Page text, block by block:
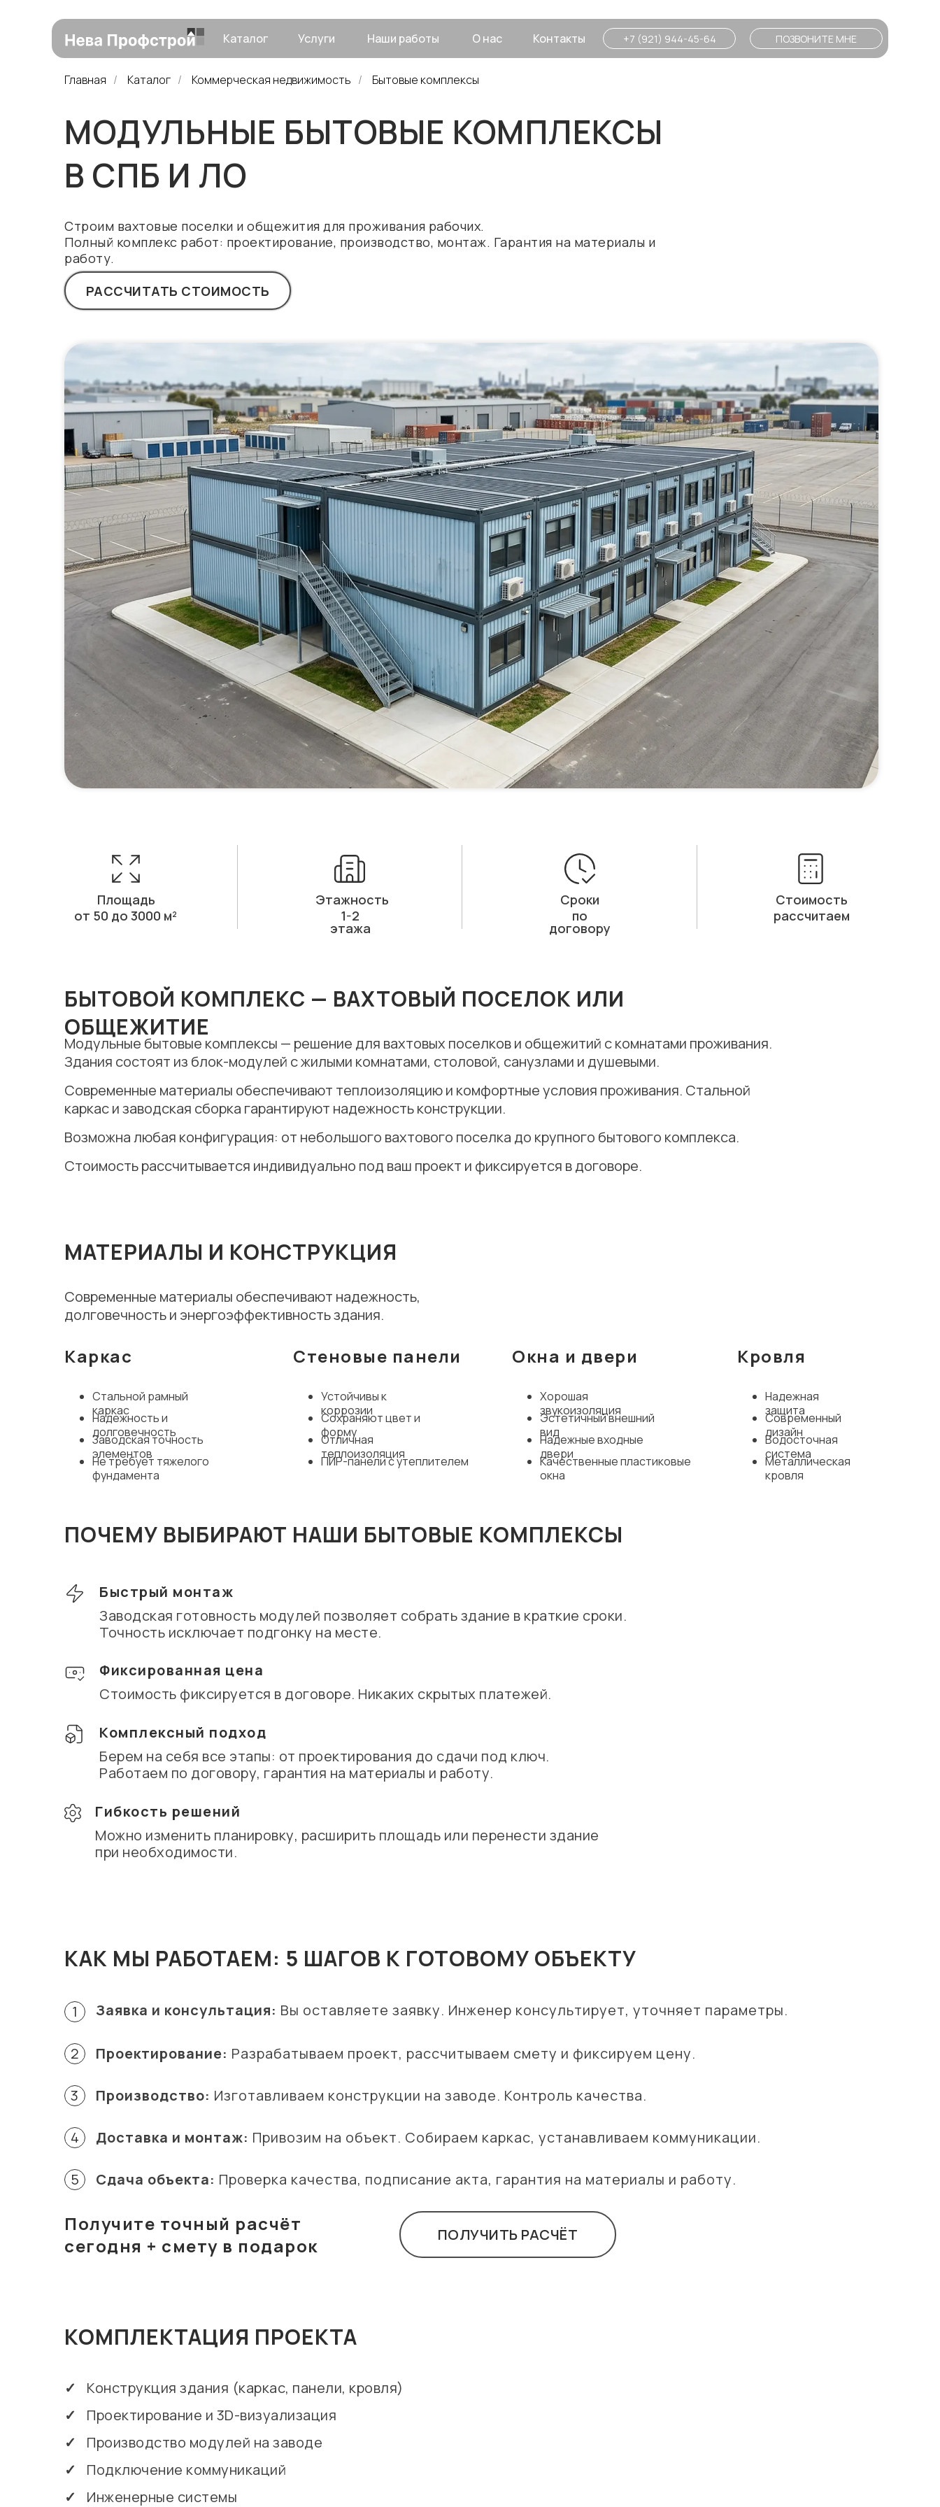
ПОЗВОНИТЕ МНЕ
+7 (921) 944-45-64
Наши работы
Каталог Услуги О нас Контакты
Главная / Каталог / Коммерческая недвижимость / Бытовые комплексы
МОДУЛЬНЫЕ БЫТОВЫЕ КОМПЛЕКСЫ
В СПБ И ЛО
Строим вахтовые поселки и общежития для проживания рабочих.
Полный комплекс работ: проектирование, производство, монтаж. Гарантия на материалы и
работу.
РАССЧИТАТЬ СТОИМОСТЬ
Стоимость
рассчитаем
Сроки
по
договору
Этажность
1-2
этажа
Площадь
от 50 до 3000 м²
БЫТОВОЙ КОМПЛЕКС — ВАХТОВЫЙ ПОСЕЛОК ИЛИ
ОБЩЕЖИТИЕ
Модульные бытовые комплексы — решение для вахтовых поселков и общежитий с комнатами проживания.
Здания состоят из блок-модулей с жилыми комнатами, столовой, санузлами и душевыми.
Современные материалы обеспечивают теплоизоляцию и комфортные условия проживания. Стальной
каркас и заводская сборка гарантируют надежность конструкции.
Возможна любая конфигурация: от небольшого вахтового поселка до крупного бытового комплекса.
Стоимость рассчитывается индивидуально под ваш проект и фиксируется в договоре.
МАТЕРИАЛЫ И КОНСТРУКЦИЯ
Современные материалы обеспечивают надежность,
долговечность и энергоэффективность здания.
Каркас
Стальной рамный
каркас
Надежность и
долговечность
Заводская точность
элементов
Не требует тяжелого
фундамента
Стеновые панели
Устойчивы к
коррозии
Сохраняют цвет и
форму
Отличная
теплоизоляция
ПИР-панели с утеплителем
Окна и двери
Хорошая
звукоизоляция
Эстетичный внешний
вид
Надежные входные
двери
Качественные пластиковые
окна
Кровля
Надежная
защита
Современный
дизайн
Водосточная
система
Металлическая
кровля
ПОЧЕМУ ВЫБИРАЮТ НАШИ БЫТОВЫЕ КОМПЛЕКСЫ
Можно изменить планировку, расширить площадь или перенести здание
при необходимости.
Гибкость решений
Берем на себя все этапы: от проектирования до сдачи под ключ.
Работаем по договору, гарантия на материалы и работу.
Комплексный подход
Стоимость фиксируется в договоре. Никаких скрытых платежей.
Фиксированная цена
Заводская готовность модулей позволяет собрать здание в краткие сроки.
Точность исключает подгонку на месте.
Быстрый монтаж
КАК МЫ РАБОТАЕМ: 5 ШАГОВ К ГОТОВОМУ ОБЪЕКТУ
1 Заявка и консультация: Вы оставляете заявку. Инженер консультирует, уточняет параметры.
2 Проектирование: Разрабатываем проект, рассчитываем смету и фиксируем цену.
3 Производство: Изготавливаем конструкции на заводе. Контроль качества.
4 Доставка и монтаж: Привозим на объект. Собираем каркас, устанавливаем коммуникации.
5 Сдача объекта: Проверка качества, подписание акта, гарантия на материалы и работу.
Получите точный расчёт
сегодня + смету в подарок
ПОЛУЧИТЬ РАСЧЁТ
КОМПЛЕКТАЦИЯ ПРОЕКТА
✓
Конструкция здания (каркас, панели, кровля)
✓
Проектирование и 3D-визуализация
✓
Производство модулей на заводе
✓
Подключение коммуникаций
✓
Инженерные системы